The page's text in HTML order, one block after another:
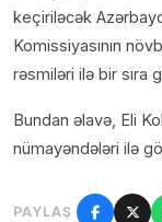
keçiriləcək
Komissiyasının
rəsmiləri ilə bir sıra
Bundan əlavə, Eli
nümayəndələri ilə
PAYLAŞ